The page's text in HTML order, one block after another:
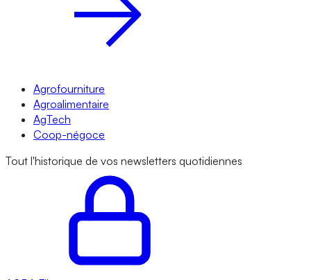
Agrofourniture
Agroalimentaire
AgTech
Coop-négoce
Tout l'historique de vos newsletters quotidiennes